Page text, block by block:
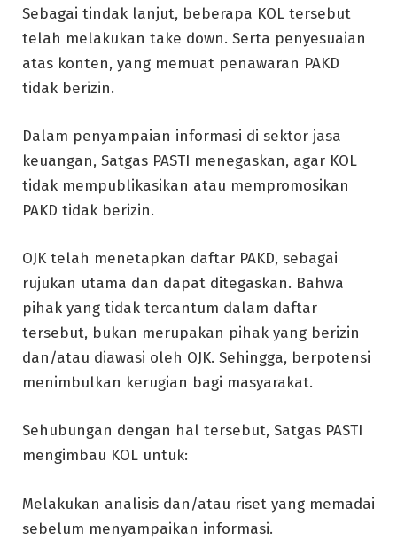
Sebagai tindak lanjut, beberapa KOL tersebut
telah melakukan take down. Serta penyesuaian
atas konten, yang memuat penawaran PAKD
tidak berizin.
Dalam penyampaian informasi di sektor jasa
keuangan, Satgas PASTI menegaskan, agar KOL
tidak mempublikasikan atau mempromosikan
PAKD tidak berizin.
OJK telah menetapkan daftar PAKD, sebagai
rujukan utama dan dapat ditegaskan. Bahwa
pihak yang tidak tercantum dalam daftar
tersebut, bukan merupakan pihak yang berizin
dan/atau diawasi oleh OJK. Sehingga, berpotensi
menimbulkan kerugian bagi masyarakat.
Sehubungan dengan hal tersebut, Satgas PASTI
mengimbau KOL untuk:
Melakukan analisis dan/atau riset yang memadai
sebelum menyampaikan informasi.